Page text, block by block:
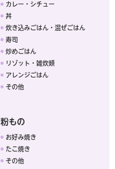
カレー・シチュー
丼
炊き込みごはん・混ぜごはん
寿司
炒めごはん
リゾット・雑炊類
アレンジごはん
その他
粉もの
お好み焼き
たこ焼き
その他